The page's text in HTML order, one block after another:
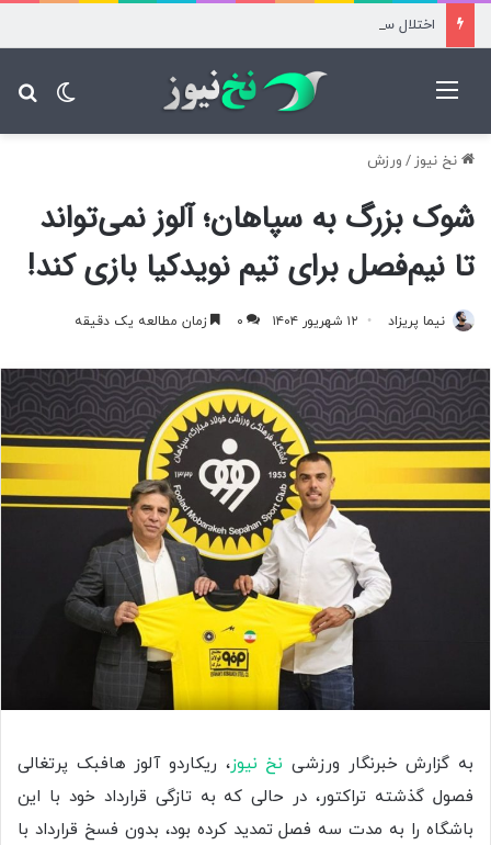
نخ نیوز / ورزش
شوک بزرگ به سپاهان؛ آلوز نمی‌تواند
تا نیم‌فصل برای تیم نویدکیا بازی کند!
نیما پریزاد ۱۲ شهریور ۱۴۰۴ ۰ زمان مطالعه یک دقیقه
به گزارش خبرنگار ورزشی نخ نیوز، ریکاردو آلوز هافبک پرتغالی
فصول گذشته تراکتور، در حالی که به تازگی قرارداد خود با این
باشگاه را به مدت سه فصل تمدید کرده بود، بدون فسخ قرارداد با